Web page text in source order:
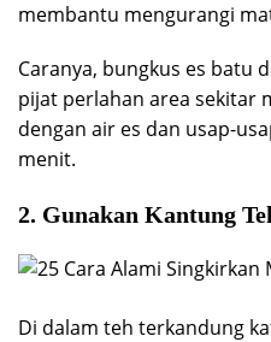
membantu mengurangi
Caranya, bungkus es batu
pijat perlahan area sekitar
dengan air es dan usap-
menit.
2. Gunakan Kantung
Di dalam teh terkandung